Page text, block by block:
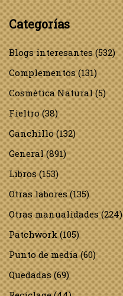
Categorías
Blogs interesantes(532)
Complementos(131)
Cosmética Natural(5)
Fieltro(38)
Ganchillo(132)
General(891)
Libros(153)
Otras labores(135)
Otras manualidades(224)
Patchwork(105)
Punto de media(60)
Quedadas(69)